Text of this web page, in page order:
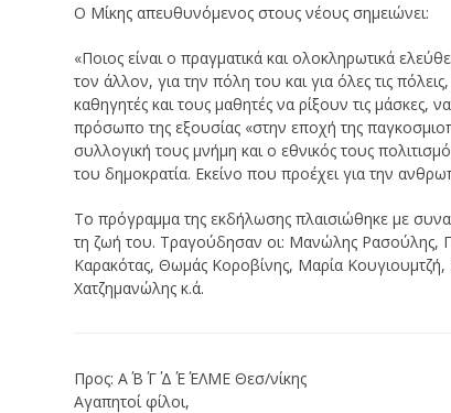
Ο Μίκης απευθυνόμενος στους νέους σημειώνει:
«Ποιος είναι ο πραγματικά και ολοκληρωτικά
τον άλλον, για την πόλη του και για όλες τις
καθηγητές και τους μαθητές να ρίξουν τις μάσκες,
πρόσωπο της εξουσίας «στην εποχή της
συλλογική τους μνήμη και ο εθνικός τους
του δημοκρατία. Εκείνο που προέχει για την
Το πρόγραμμα της εκδήλωσης πλαισιώθηκε με
τη ζωή του. Τραγούδησαν οι: Μανώλης Ρασούλης,
Καρακότας, Θωμάς Κοροβίνης, Μαρία
Χατζημανώλης κ.ά.
Προς: Α΄ Β΄ Γ΄ Δ΄ Ε΄ ΕΛΜΕ Θεσ/νίκης
Αγαπητοί φίλοι,